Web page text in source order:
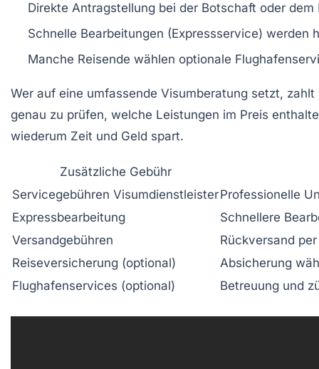
Direkte Antragstellung bei der Botschaft oder
Schnelle Bearbeitungen (Expressservice)
Manche Reisende wählen optionale
Wer auf eine umfassende Visumberatung setzt,
genau zu prüfen, welche Leistungen im Preis
wiederum Zeit und Geld spart.
Zusätzliche Gebühr
Servicegebühren VisumdienstleisterProfessionelle
Expressbearbeitung
Schnellere
Versandgebühren
Rückversand
Reiseversicherung (optional)
Absicherung
Flughafenservices (optional)
Betreuung und